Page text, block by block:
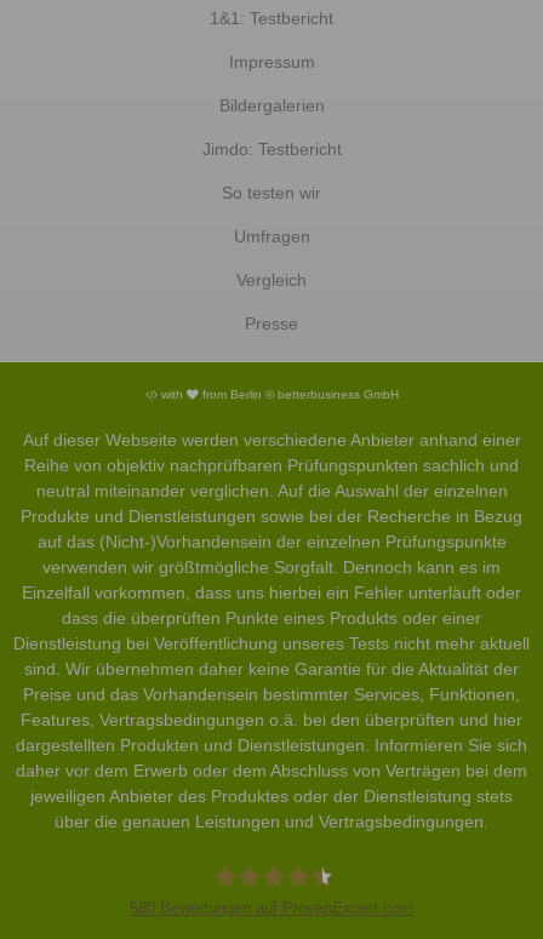
1&1: Testbericht
Impressum
Bildergalerien
Jimdo: Testbericht
So testen wir
Umfragen
Vergleich
Presse
with from Berlin © betterbusiness GmbH
Auf dieser Webseite werden verschiedene Anbieter anhand einer
Reihe von objektiv nachprüfbaren Prüfungspunkten sachlich und
neutral miteinander verglichen. Auf die Auswahl der einzelnen
Produkte und Dienstleistungen sowie bei der Recherche in Bezug
auf das (Nicht-)Vorhandensein der einzelnen Prüfungspunkte
verwenden wir größtmögliche Sorgfalt. Dennoch kann es im
Einzelfall vorkommen, dass uns hierbei ein Fehler unterläuft oder
dass die überprüften Punkte eines Produkts oder einer
Dienstleistung bei Veröffentlichung unseres Tests nicht mehr aktuell
sind. Wir übernehmen daher keine Garantie für die Aktualität der
Preise und das Vorhandensein bestimmter Services, Funktionen,
Features, Vertragsbedingungen o.ä. bei den überprüften und hier
dargestellten Produkten und Dienstleistungen. Informieren Sie sich
daher vor dem Erwerb oder dem Abschluss von Verträgen bei dem
jeweiligen Anbieter des Produktes oder der Dienstleistung stets
über die genauen Leistungen und Vertragsbedingungen.
580 Bewertungen auf ProvenExpert.com